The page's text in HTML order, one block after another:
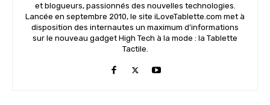
et blogueurs, passionnés des nouvelles technologies.
Lancée en septembre 2010, le site iLoveTablette.com met à
disposition des internautes un maximum d'informations
sur le nouveau gadget High Tech à la mode : la Tablette
Tactile.